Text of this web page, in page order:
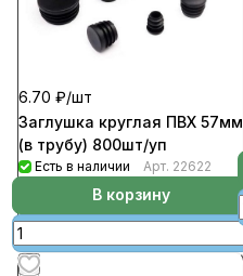
6.70 ₽/шт
Заглушка круглая ПВХ 57мм
(в трубу) 800шт/уп
Есть в наличии Арт. 22622
В корзину